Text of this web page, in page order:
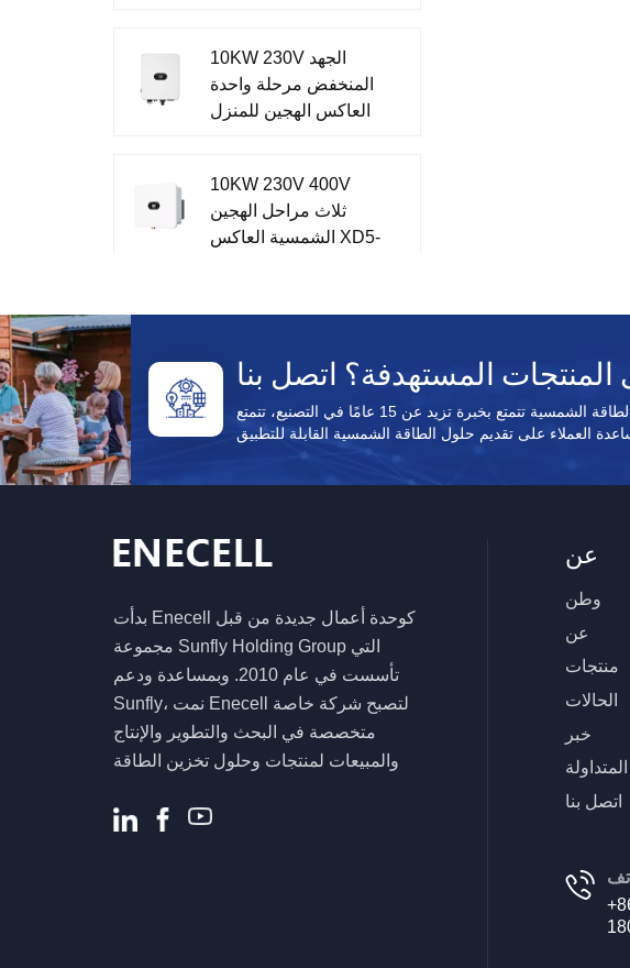
10KW 230V الجهد
المنخفض مرحلة واحدة
العاكس الهجين للمنزل
10KW 230V 400V
ثلاث مراحل الهجين
الشمسية العاكس XD5-
51.2V تخزين الطاقة
نظام واحد XD3-6KTL-
AIO
CFE PVG3 Pro الكل
في واحد خارج الشبكة
نظام تخزين الطاقة
5.5KW 6.2KW عاكس
الكفاءة لنظام الطاقة
المنزلية
باعتبارها شركة مصنعة لمنتجات الطاقة الشمسية تتمتع بخبرة تزيد عن 15 عامًا في التصنيع، تتمتع Enecell بخبرة
بدأت Enecell كوحدة أعمال جديدة من قبل
مجموعة Sunfly Holding Group التي
تأسست في عام 2010. وبمساعدة ودعم
Sunfly، نمت Enecell لتصبح شركة خاصة
متخصصة في البحث والتطوير والإنتاج
والمبيعات لمنتجات وحلول تخزين الطاقة
عن
وطن
عن
منتجات
الحالات
خبر
اتصل بنا